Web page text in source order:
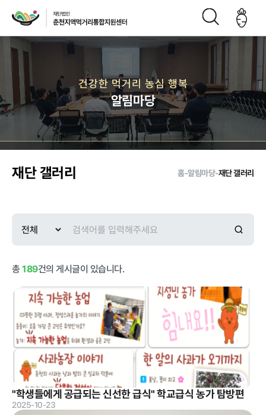
재단소개
인사말 CI
재단연
혁
재단비
전
조직구
성도
오시는
길
급식사업
춘천관내 학
교현황
가현황
농가소식
건강한 먹거리 농심 행복
알림마당
재단 갤러리 홈-알림마당-재단 갤러리
총189건의 게시글이 있습니다.
"학생들에게 공급되는 신선한 급식" 학교급식 농가 탐방편
2025-10-23